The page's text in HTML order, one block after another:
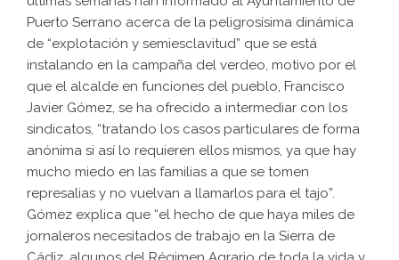
Puerto Serrano acerca de la peligrosísima dinámica
de “explotación y semiesclavitud” que se está
instalando en la campaña del verdeo, motivo por el
que el alcalde en funciones del pueblo, Francisco
Javier Gómez, se ha ofrecido a intermediar con los
sindicatos, “tratando los casos particulares de forma
anónima si así lo requieren ellos mismos, ya que hay
mucho miedo en las familias a que se tomen
represalias y no vuelvan a llamarlos para el tajo”.
Gómez explica que “el hecho de que haya miles de
jornaleros necesitados de trabajo en la Sierra de